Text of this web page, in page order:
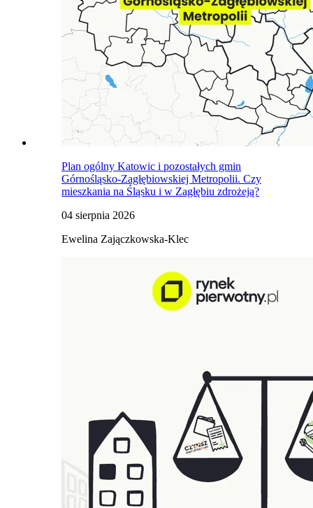
Plan ogólny Katowic i pozostałych gmin
Górnośląsko-Zagłębiowskiej Metropolii. Czy
mieszkania na Śląsku i w Zagłębiu zdrożeją?
04 sierpnia 2026
Ewelina Zajączkowska-Klec